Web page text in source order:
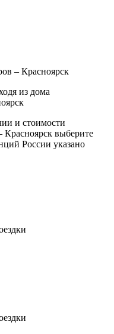
– Красноярск
из дома
и стоимости
выберите
России указано